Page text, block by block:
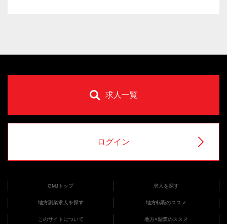
求人一覧
ログイン
GMJトップ 求人を探す
地方副業求人を探す 地方転職のススメ
このサイトについて 地方×副業のススメ